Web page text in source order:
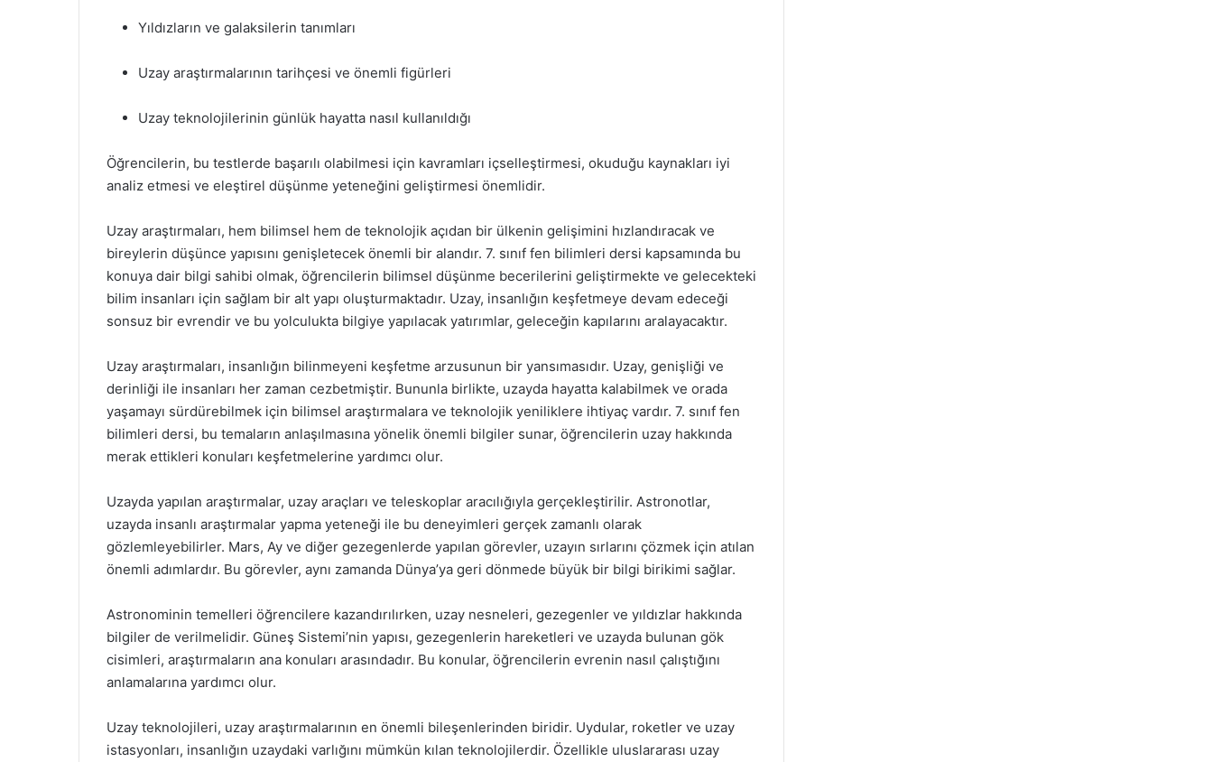
Yıldızların ve galaksilerin tanımları
Uzay araştırmalarının tarihçesi ve önemli figürleri
Uzay teknolojilerinin günlük hayatta nasıl kullanıldığı
Öğrencilerin, bu testlerde başarılı olabilmesi için kavramları içselleştirmesi, okuduğu kaynakları iyi
analiz etmesi ve eleştirel düşünme yeteneğini geliştirmesi önemlidir.
Uzay araştırmaları, hem bilimsel hem de teknolojik açıdan bir ülkenin gelişimini hızlandıracak ve
bireylerin düşünce yapısını genişletecek önemli bir alandır. 7. sınıf fen bilimleri dersi kapsamında bu
konuya dair bilgi sahibi olmak, öğrencilerin bilimsel düşünme becerilerini geliştirmekte ve gelecekteki
bilim insanları için sağlam bir alt yapı oluşturmaktadır. Uzay, insanlığın keşfetmeye devam edeceği
sonsuz bir evrendir ve bu yolculukta bilgiye yapılacak yatırımlar, geleceğin kapılarını aralayacaktır.
Uzay araştırmaları, insanlığın bilinmeyeni keşfetme arzusunun bir yansımasıdır. Uzay, genişliği ve
derinliği ile insanları her zaman cezbetmiştir. Bununla birlikte, uzayda hayatta kalabilmek ve orada
yaşamayı sürdürebilmek için bilimsel araştırmalara ve teknolojik yeniliklere ihtiyaç vardır. 7. sınıf fen
bilimleri dersi, bu temaların anlaşılmasına yönelik önemli bilgiler sunar, öğrencilerin uzay hakkında
merak ettikleri konuları keşfetmelerine yardımcı olur.
Uzayda yapılan araştırmalar, uzay araçları ve teleskoplar aracılığıyla gerçekleştirilir. Astronotlar,
uzayda insanlı araştırmalar yapma yeteneği ile bu deneyimleri gerçek zamanlı olarak
gözlemleyebilirler. Mars, Ay ve diğer gezegenlerde yapılan görevler, uzayın sırlarını çözmek için atılan
önemli adımlardır. Bu görevler, aynı zamanda Dünya’ya geri dönmede büyük bir bilgi birikimi sağlar.
Astronominin temelleri öğrencilere kazandırılırken, uzay nesneleri, gezegenler ve yıldızlar hakkında
bilgiler de verilmelidir. Güneş Sistemi’nin yapısı, gezegenlerin hareketleri ve uzayda bulunan gök
cisimleri, araştırmaların ana konuları arasındadır. Bu konular, öğrencilerin evrenin nasıl çalıştığını
anlamalarına yardımcı olur.
Uzay teknolojileri, uzay araştırmalarının en önemli bileşenlerinden biridir. Uydular, roketler ve uzay
istasyonları, insanlığın uzaydaki varlığını mümkün kılan teknolojilerdir. Özellikle uluslararası uzay